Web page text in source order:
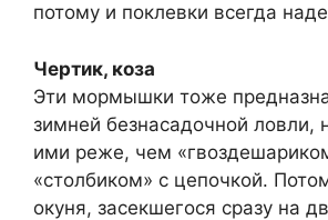
потому и поклевки всегда
Чертик, коза
Эти мормышки тоже
зимней безнасадочной ловли,
ими реже, чем
«столбиком» с цепочкой.
окуня, засекшегося сразу на